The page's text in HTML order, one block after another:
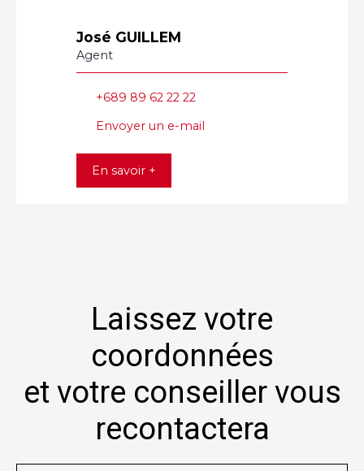
José GUILLEM
Agent
+689 89 62 22 22
Envoyer un e-mail
En savoir +
Laissez votre
coordonnées
et votre conseiller vous
recontactera